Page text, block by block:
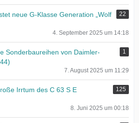
neue G-Klasse Generation „Wolf
22
4. September 2025 um 14:18
Sonderbaureihen von Daimler-
1
7. August 2025 um 11:29
Irrtum des C 63 S E
125
8. Juni 2025 um 00:18